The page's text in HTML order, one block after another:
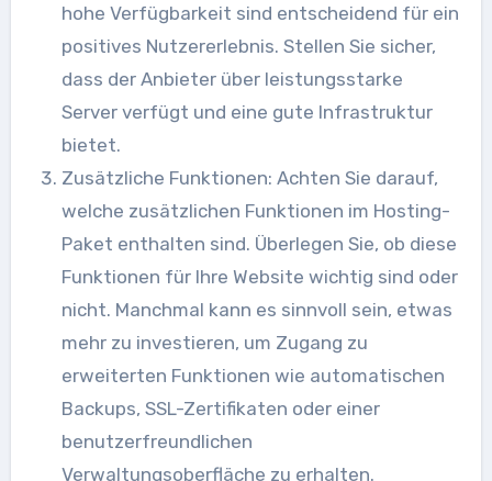
hohe Verfügbarkeit sind entscheidend für ein
positives Nutzererlebnis. Stellen Sie sicher,
dass der Anbieter über leistungsstarke
Server verfügt und eine gute Infrastruktur
bietet.
Zusätzliche Funktionen: Achten Sie darauf,
welche zusätzlichen Funktionen im Hosting-
Paket enthalten sind. Überlegen Sie, ob diese
Funktionen für Ihre Website wichtig sind oder
nicht. Manchmal kann es sinnvoll sein, etwas
mehr zu investieren, um Zugang zu
erweiterten Funktionen wie automatischen
Backups, SSL-Zertifikaten oder einer
benutzerfreundlichen
Verwaltungsoberfläche zu erhalten.